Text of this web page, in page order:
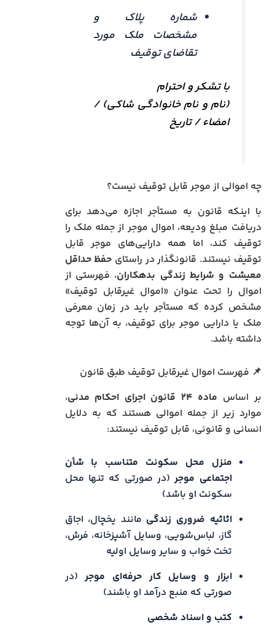
شماره پلاک و
مشخصات ملک مورد
تقاضای توقیف
با تشکر و احترام
(نام و نام خانوادگی شاکی) /
امضاء / تاریخ
چه اموالی از موجر قابل توقیف نیست؟
با اینکه قانون به مستأجر اجازه می‌دهد برای
دریافت مبلغ ودیعه، اموال موجر از جمله ملک را
توقیف کند، اما همه دارایی‌های موجر قابل
توقیف نیستند. قانونگذار در راستای حفظ حداقل
معیشت و شرایط زندگی بدهکاران، فهرستی از
اموال را تحت عنوان «اموال غیرقابل توقیف»
مشخص کرده که مستأجر باید در زمان معرفی
ملک یا دارایی موجر برای توقیف، به آن‌ها توجه
داشته باشد.
📌 فهرست اموال غیرقابل توقیف طبق قانون
بر اساس ماده ۲۴ قانون اجرای احکام مدنی
،
موارد زیر از جمله اموالی هستند که به دلایل
انسانی و قانونی، قابل توقیف نیستند:
منزل محل سکونت متناسب با شأن
اجتماعی موجر(در صورتی که تنها محل
سکونت او باشد)
اثاثیه ضروری زندگی مانند یخچال، اجاق
گاز، لباس‌شویی، وسایل آشپزخانه، فرش،
تخت خواب و سایر وسایل اولیه
ابزار و وسایل کار حرفه‌ای موجر(در
صورتی که منبع درآمد او باشند)
کتب و اسناد شخصی